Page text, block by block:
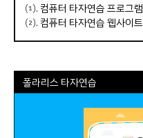
⑴. 컴퓨터 타자연습 프로그램
⑵. 컴퓨터 타자연습 웹사이트
폴라리스 타자연습